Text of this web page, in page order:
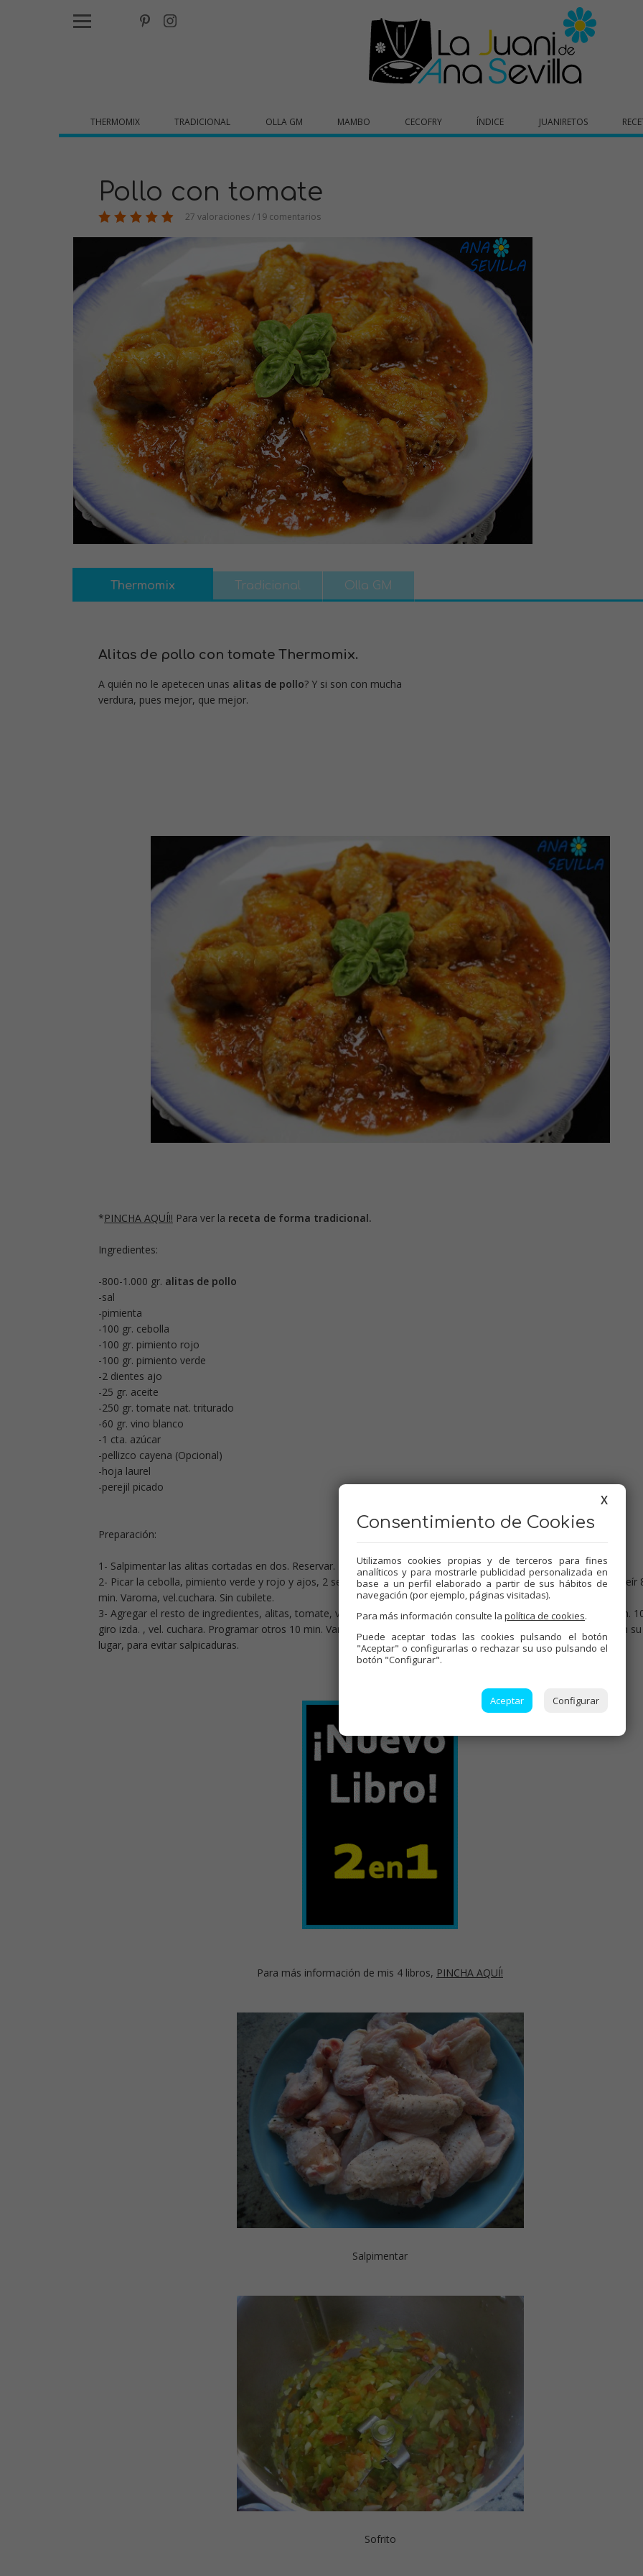
THERMOMIX TRADICIONAL OLLA GM MAMBO CECOFRY ÍNDICE JUANIRETOS
Pollo con tomate
27 valoraciones / 19 comentarios
Thermomix Tradicional Olla GM
Alitas de pollo con tomate Thermomix.
A quién no le apetecen unas alitas de pollo? Y si son con mucha
verdura, pues mejor, que mejor.
*PINCHA AQUÍ!! Para ver la receta de forma tradicional.
Ingredientes:
-800-1.000 gr. alitas de pollo
-sal
-pimienta
-100 gr. cebolla
-100 gr. pimiento rojo
-100 gr. pimiento verde
-2 dientes ajo
-25 gr. aceite
-250 gr. tomate nat. triturado
-60 gr. vino blanco
-1 cta. azúcar
-pellizco cayena (Opcional)
-hoja laurel
-perejil picado
Preparación:
1- Salpimentar las alitas cortadas en dos. Reservar.
2- Picar la cebolla, pimiento verde y rojo y ajos, 2 seg. vel.5. Bajar restos hacia las cuchillas, añadir el aceite y sofreír
min. Varoma, vel.cuchara. Sin cubilete.
3- Agregar el resto de ingredientes, alitas, tomate, vino blanco, azúcar, cayena, laurel, perejil picado y sal, 30 min.
giro izda. , vel. cuchara. Programar otros 10 min. Varoma, giro izda. vel. cuchara , sin cubilete, colocar el cestillo en su
lugar, para evitar salpicaduras.
Para más información de mis 4 libros, PINCHA AQUÍ!
Salpimentar
Sofrito
X
Consentimiento de Cookies
Utilizamos cookies propias y de terceros para fines
analíticos y para mostrarle publicidad personalizada en
base a un perfil elaborado a partir de sus hábitos de
navegación (por ejemplo, páginas visitadas).
Para más información consulte la política de cookies.
Puede aceptar todas las cookies pulsando el botón
"Aceptar" o configurarlas o rechazar su uso pulsando el
botón "Configurar".
Aceptar Configurar